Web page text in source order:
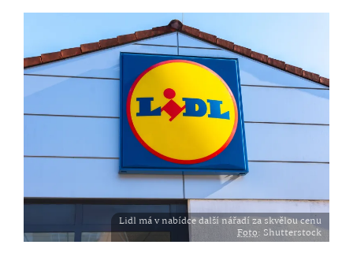
Lidl má v nabídce další nářadí za skvělou cenu
Foto: Shutterstock